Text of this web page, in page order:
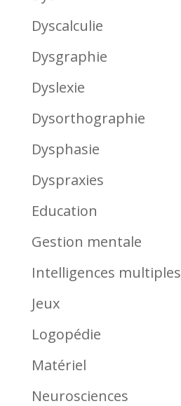
Dyscalculie
Dysgraphie
Dyslexie
Dysorthographie
Dysphasie
Dyspraxies
Education
Gestion mentale
Intelligences multiples
Jeux
Logopédie
Matériel
Neurosciences